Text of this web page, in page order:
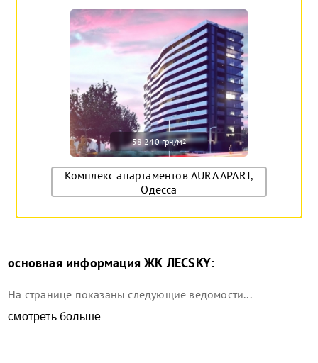
58 240 грн/м2
Комплекс апартаментов AURA APART,
Одесса
основная информация ЖК ЛЕСSKY:
На странице показаны следующие ведомости...
смотреть больше